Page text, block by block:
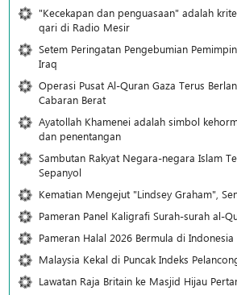
"Kecekapan dan penguasaan" adalah
qari di Radio Mesir
Setem Peringatan Pengebumian
Iraq
Operasi Pusat Al-Quran Gaza Terus
Cabaran Berat
Ayatollah Khamenei adalah simbol
dan penentangan
Sambutan Rakyat Negara-negara Islam
Sepanyol
Kematian Mengejut "Lindsey Graham",
Pameran Panel Kaligrafi Surah-surah al-
Pameran Halal 2026 Bermula di Indonesia
Malaysia Kekal di Puncak Indeks
Lawatan Raja Britain ke Masjid Hijau